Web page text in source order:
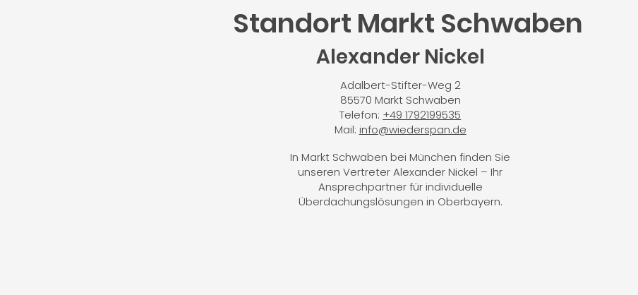
Standort Markt Schwaben
Alexander Nickel
Adalbert-Stifter-Weg 2
85570 Markt Schwaben
Telefon: +49 1792199535
Mail: info@wiederspan.de
In Markt Schwaben bei München finden Sie
unseren Vertreter Alexander Nickel – Ihr
Ansprechpartner für individuelle
Überdachungslösungen in Oberbayern.